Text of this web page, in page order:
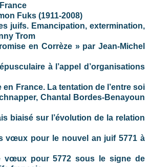
Fuks (1911-2008)
juifs. Emancipation, extermination,
Trom
en Corrèze » par Jean-Michel
à l’appel d’organisations
France. La tentation de l’entre soi
Chantal Bordes-Benayoun
biaisé sur l’évolution de la relation
vœux pour le nouvel an juif 5771 à
vœux pour 5772 sous le signe de